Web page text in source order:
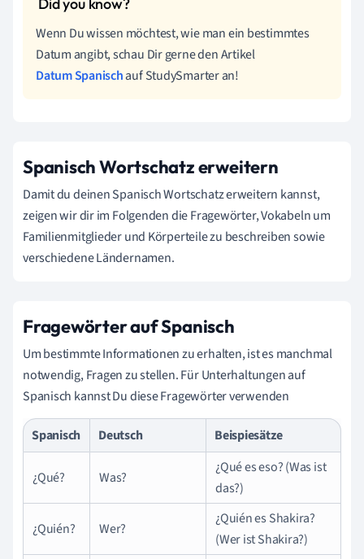
Wenn Du wissen möchtest, wie man ein bestimmtes
Datum angibt, schau Dir gerne den Artikel
Datum Spanischauf StudySmarter an!
Spanisch Wortschatz erweitern
Damit du deinen Spanisch Wortschatz erweitern kannst,
zeigen wir dir im Folgenden die Fragewörter, Vokabeln um
Familienmitglieder und Körperteile zu beschreiben sowie
verschiedene Ländernamen.
Fragewörter auf Spanisch
Um bestimmte Informationen zu erhalten, ist es manchmal
notwendig, Fragen zu stellen. Für Unterhaltungen auf
Spanisch kannst Du diese Fragewörter verwenden
Spanisch Deutsch Beispiesätze
¿Qué? Was?
¿Qué es eso? (Was ist
das?)
¿Quién? Wer?
¿Quién es Shakira?
(Wer ist Shakira?)